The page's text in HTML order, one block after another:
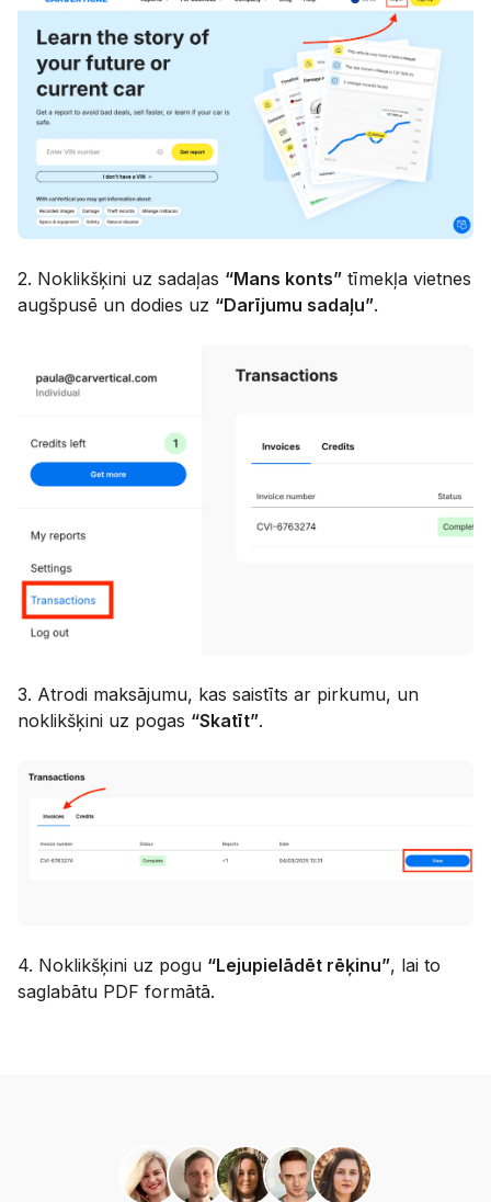
2. Noklikšķini uz sadaļas “Mans konts” tīmekļa vietnes
augšpusē un dodies uz “Darījumu sadaļu”.
3. Atrodi maksājumu, kas saistīts ar pirkumu, un
noklikšķini uz pogas “Skatīt”.
4. Noklikšķini uz pogu “Lejupielādēt rēķinu”, lai to
saglabātu PDF formātā.